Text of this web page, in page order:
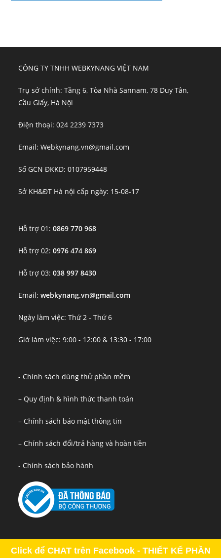
CÔNG TY TNHH WEBKYNANG VIỆT NAM
Trụ sở chính: Tầng 6, Tòa Nhà Sannam, 78 Duy Tân,
Cầu Giấy, Hà Nội
Điện thoại: 024 2239 7373
Email: Webkynang.vn@gmail.com
Số GCN ĐKKD: 0107959448
Sở KH&ĐT Hà nội cấp ngày: 15-08-17
Hỗ trợ 01:0869 770 968
Hỗ trợ 02:0976 474 869
Hỗ trợ 03:038 997 8430
Email:webkynang.vn@gmail.com
Ngày làm việc: Thứ 2 - Thứ 6
Giờ làm việc: 9:00 - 12:00 & 13:30 - 17:00
- Chính sách dùng thử phần mềm
– Quy định & hình thức thanh toán
– Chính sách bảo mật thông tin
– Chính sách đổi/trả hàng và hoàn tiền
- Chính sách bảo hành
Click để CHAT trên Facebook - THIẾT KẾ PHẦN